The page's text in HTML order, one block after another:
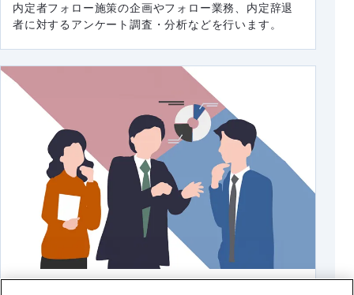
内定者フォロー施策の企画やフォロー業務、内定辞退
者に対するアンケート調査・分析などを行います。